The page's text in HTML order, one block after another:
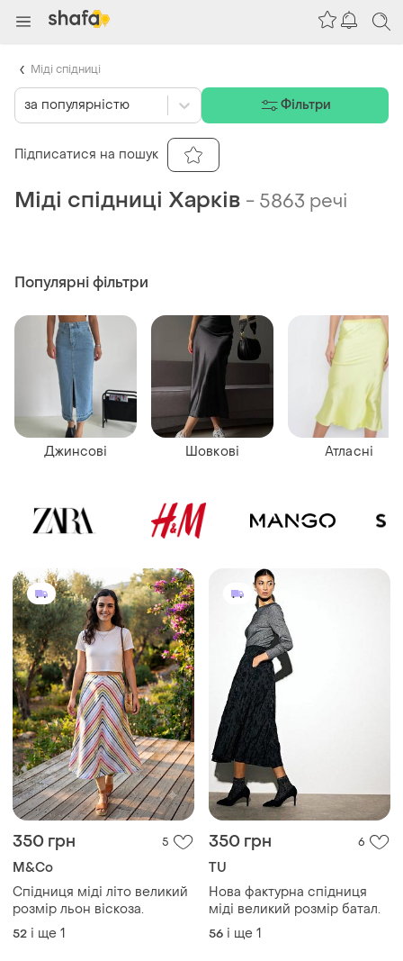
Міді спідниці Харків - 5863 речі
350 грн 5
M&Co
Спідниця міді літо великий
розмір льон віскоза.
52 і ще 1
350 грн 6
TU
Нова фактурна спідниця
міді великий розмір батал.
56 і ще 1
Популярні фільтри
Джинсові Шовкові Атласні
за популярністю Фільтри
Підписатися на пошук
Міді спідниці